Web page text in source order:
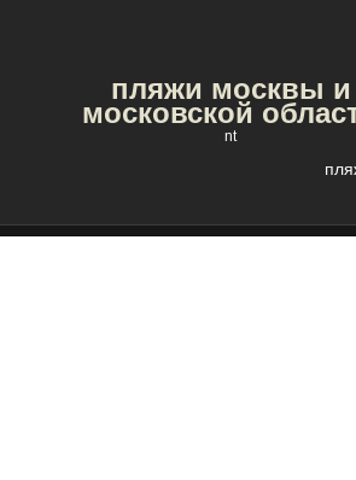
пляжи москвы и
московской
nt